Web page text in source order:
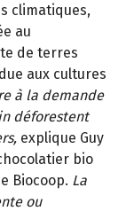
climatiques,
au
de terres
aux cultures
à la demande
déforestent
explique Guy
bio
Biocoop. La
ou